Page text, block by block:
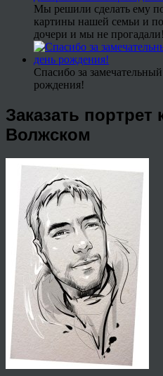
Мы решили сделать ему
картины нашей семьи и
дочери и мы не
Спасибо за
рождения!
Заказать
Волжском